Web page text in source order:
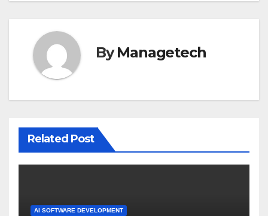
ー
シ
ByManagetech
Related Post
AI SOFTWARE DEVELOPMENT